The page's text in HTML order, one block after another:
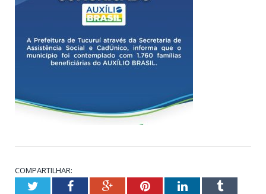
COMPARTILHAR:
TwitterFacebookGoogle+PinterestLinkedInTumblr